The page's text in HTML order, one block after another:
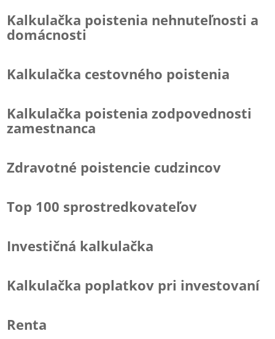
Kalkulačka poistenia nehnuteľnosti a
domácnosti
Kalkulačka cestovného poistenia
Kalkulačka poistenia zodpovednosti
zamestnanca
Zdravotné poistencie cudzincov
Top 100 sprostredkovateľov
Investičná kalkulačka
Kalkulačka poplatkov pri investovaní
Renta